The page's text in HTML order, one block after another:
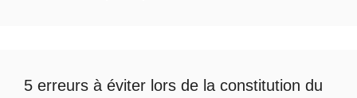
5 erreurs à éviter lors de la constitution du